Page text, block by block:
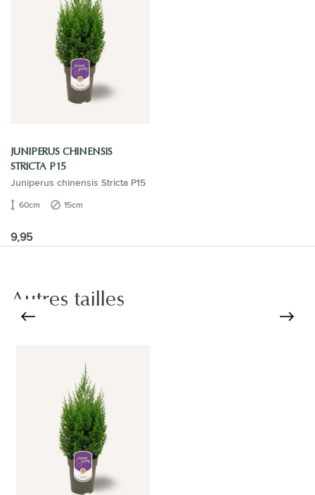
JUNIPERUS CHINENSIS
STRICTA P15
Juniperus chinensis Stricta P15
60cm 15cm
9,95
Autres tailles